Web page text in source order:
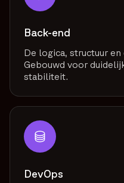
Back-end
De logica, structuur
Gebouwd voor
stabiliteit.
DevOps